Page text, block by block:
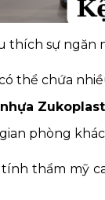
thích sự ngăn
thể chứa
phòng
tính thẩm mỹ